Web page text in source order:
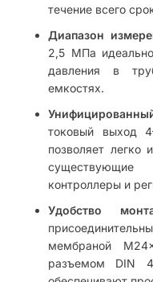
течение всего
Диапазон
2,5 МПа
давления в
емкостях.
токовый выход
позволяет легко
контроллеры и
Удобство
мембраной
разъемом DIN